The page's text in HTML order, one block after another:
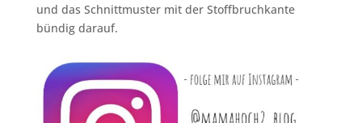
und das Schnittmuster mit der Stoffbruchkante
bündig darauf.